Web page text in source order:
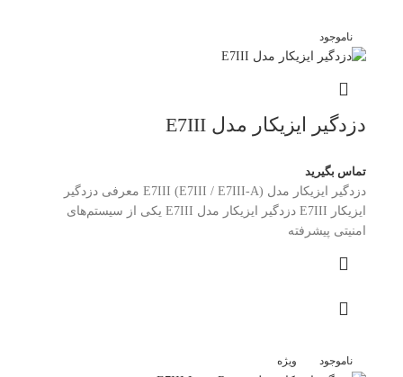
ناموجود
دزدگیر ایزیکار مدل E7III
تماس بگیرید
دزدگیر ایزیکار مدل E7III (E7III / E7III-A) معرفی دزدگیر
ایزیکار E7III دزدگیر ایزیکار مدل E7III یکی از سیستم‌های
امنیتی پیشرفته
ناموجود ویژه